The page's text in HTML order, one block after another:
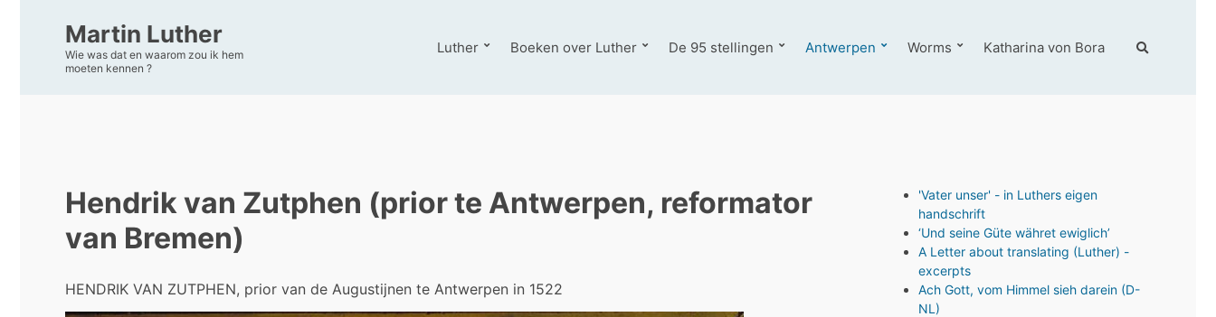
Martin Luther
Wie was dat en waarom zou ik hem
moeten kennen ?
Luther Boeken over Luther De 95 stellingen Antwerpen Worms Katharina von Bora
E
Hendrik van Zutphen (prior te Antwerpen, reformator
van Bremen)
HENDRIK VAN ZUTPHEN, prior van de Augustijnen te Antwerpen in 1522
'Vater unser' - in Luthers eigen
handschrift
‘Und seine Güte währet ewiglich’
A Letter about translating (Luther) -
excerpts
Ach Gott, vom Himmel sieh darein (D-
NL)